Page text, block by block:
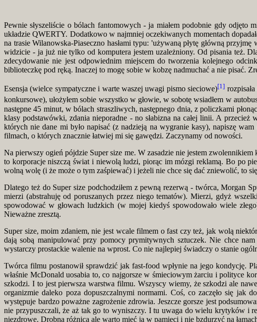
Pewnie słyszeliście o bólach fantomowych - ja miałem podobnie gdy
układzie QWERTY. Dodatkowo w najmniej oczekiwanych momentach
na trasie Wilanowska-Piaseczno hasłami typu: 'używaną płytę główną
widzicie - ja już nie tylko od komputera jestem uzależniony. Od pisania też.
zdecydowanie nie jest odpowiednim miejscem do tworzenia kolejnego
biblioteczkę pod ręką. Inaczej to mogę sobie w kobzę nadmuchać a nie pisać.
Esensja (wielce sympatyczne i warte waszej uwagi pismo sieciowe)[1]
konkursowe), ułożyłem sobie wszystko w głowie, w sobotę wsiadłem w
następne 45 minut, w bólach straszliwych, następnego dnia, z policzkami
klasy podstawówki, zdania nieporadne - no słabizna na całej linii. A
których nie dane mi było napisać (z nadzieją na wygranie kasy), napiszę
filmach, o których znacznie łatwiej mi się gawędzi. Zaczynamy od nowości.
Na pierwszy ogień pójdzie Super size me. W zasadzie nie jestem
to korporacje niszczą świat i niewolą ludzi, piorąc im mózgi reklamą. Bo po
wolną wolę (i że może o tym zaśpiewać) i jeżeli nie chce się dać zniewolić, to
Dlatego też do Super size podchodziłem z pewną rezerwą - twórca, Morgan
mierzi (abstrahuję od poruszanych przez niego tematów). Mierzi, gdyż
spowodować w głowach ludzkich (w mojej kiedyś spowodowało wiele
Nieważne zresztą.
Super size, moim zdaniem, nie jest wcale filmem o fast czy też, jak wolą
dają sobą manipulować przy pomocy prymitywnych sztuczek. Nie chce
wystarczy prostackie walenie na wprost. Co nie najlepiej świadczy o stanie
Twórca filmu postanowił sprawdzić jak fast-food wpłynie na jego kondycję.
właśnie McDonald uosabia to, co najgorsze w śmieciowym żarciu i polityce
szkodzi. I to jest pierwsza warstwa filmu. Wszyscy wiemy, że szkodzi ale
organizmie daleko poza dopuszczalnymi normami. Coś, co zaczęło się
występuje bardzo poważne zagrożenie zdrowia. Jeszcze gorsze jest
nie przypuszczali, że aż tak go to wyniszczy. I tu uwaga do wielu krytyków i
niezdrowe. Drobna różnica ale warto mieć ją w pamięci i nie bzdurzyć na